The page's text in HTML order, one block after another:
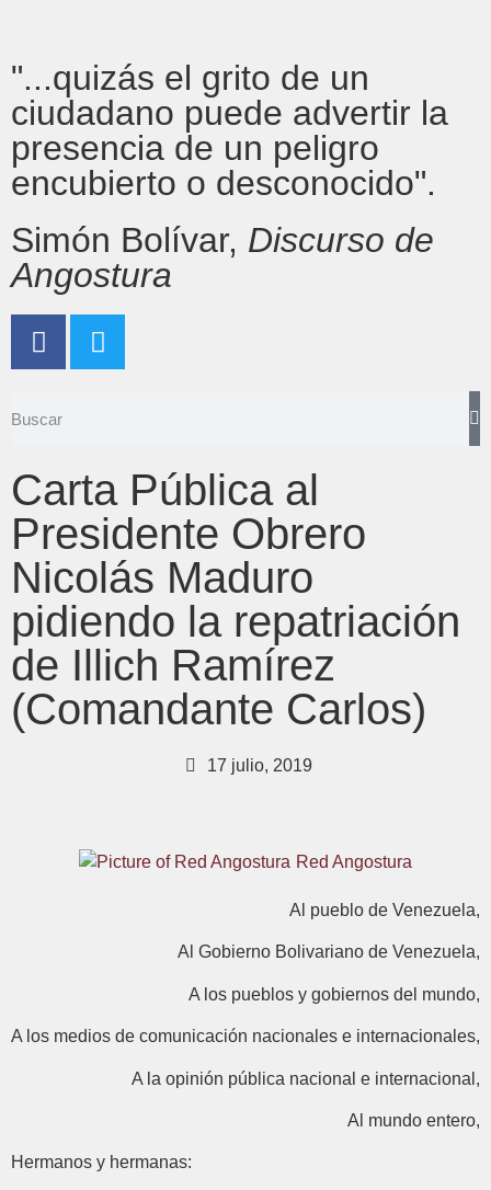
"...quizás el grito de un
ciudadano puede advertir la
presencia de un peligro
encubierto o desconocido".
Simón Bolívar, Discurso de
Angostura
Carta Pública al
Presidente Obrero
Nicolás Maduro
pidiendo la repatriación
de Illich Ramírez
(Comandante Carlos)
17 julio, 2019
Red Angostura
Al pueblo de Venezuela,
Al Gobierno Bolivariano de Venezuela,
A los pueblos y gobiernos del mundo,
A los medios de comunicación nacionales e internacionales,
A la opinión pública nacional e internacional,
Al mundo entero,
Hermanos y hermanas: